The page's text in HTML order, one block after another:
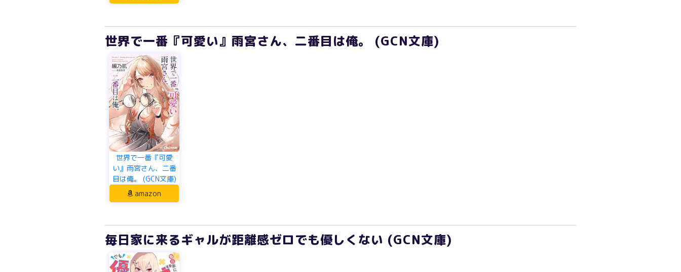
世界で一番『可愛い』雨宮さん、二番目は俺。 (GCN文庫)
世界で一番『可愛
い』雨宮さん、二番
目は俺。 (GCN文庫)
amazon
毎日家に来るギャルが距離感ゼロでも優しくない (GCN文庫)